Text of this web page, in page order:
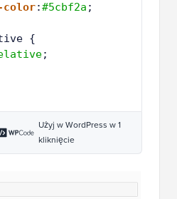
color:#5cbf2a ;
{
;
Użyj w WordPress w 1
kliknięcie